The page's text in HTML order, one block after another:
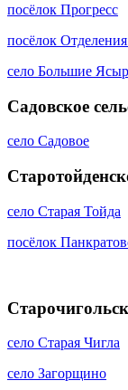
посёлок Прогресс
посёлок
село Большие
Садовское
село Садовое
село Старая Тойда
посёлок
село Старая Чигла
село Загорщино